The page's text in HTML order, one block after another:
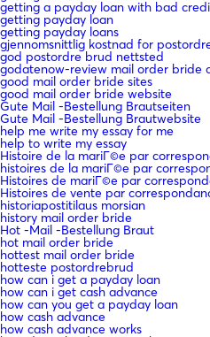
getting a payday loan with bad
getting payday loan
getting payday loans
gjennomsnittlig kostnad for
god postordre brud nettsted
godatenow-review mail order bride
good mail order bride sites
good mail order bride website
Gute Mail -Bestellung Brautseiten
Gute Mail -Bestellung Brautwebsite
help me write my essay for me
help to write my essay
Histoire de la mariГ©e par
histoires de la mariГ©e par
Histoires de mariГ©e par
Histoires de vente par
historiapostitilaus morsian
history mail order bride
Hot -Mail -Bestellung Braut
hot mail order bride
hottest mail order bride
hotteste postordrebrud
how can i get a payday loan
how can i get cash advance
how can you get a payday loan
how cash advance
how cash advance works